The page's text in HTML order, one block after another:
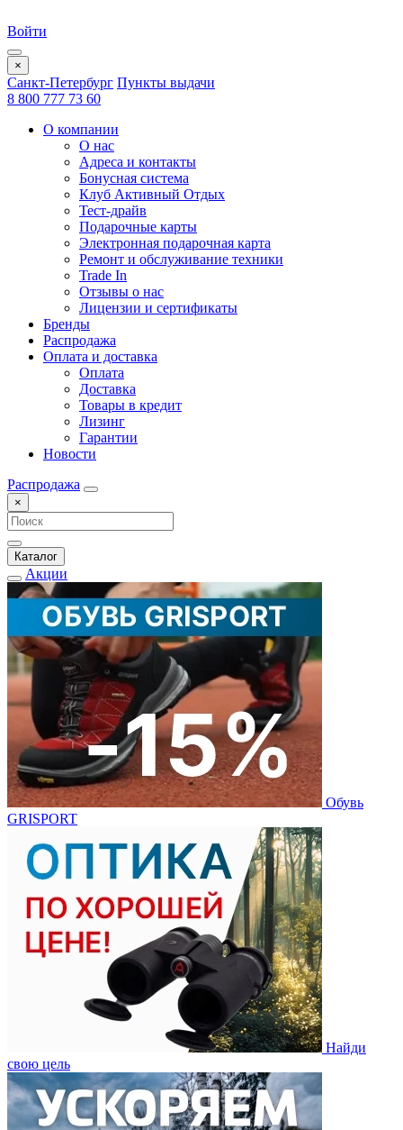
Войти
×
Санкт-Петербург Пункты выдачи
8 800 777 73 60
О компании
О нас
Адреса и контакты
Бонусная система
Клуб Активный Отдых
Тест-драйв
Подарочные карты
Электронная подарочная карта
Ремонт и обслуживание техники
Trade In
Отзывы о нас
Лицензии и сертификаты
Бренды
Распродажа
Оплата и доставка
Оплата
Доставка
Товары в кредит
Лизинг
Гарантии
Новости
Распродажа
×
Каталог
Акции
Обувь
GRISPORT
Найди
свою цель